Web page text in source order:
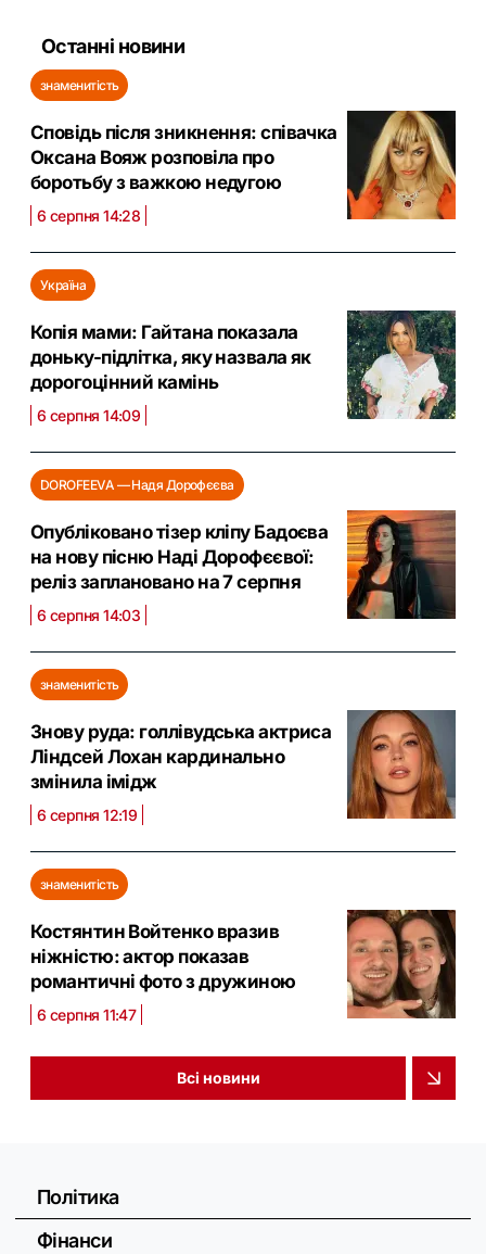
Останні новини
знаменитість
Сповідь після зникнення: співачка
Оксана Вояж розповіла про
боротьбу з важкою недугою
6 серпня 14:28
Україна
Копія мами: Гайтана показала
доньку-підлітка, яку назвала як
дорогоцінний камінь
6 серпня 14:09
DOROFEEVA — Надя Дорофєєва
Опубліковано тізер кліпу Бадоєва
на нову пісню Наді Дорофєєвої:
реліз заплановано на 7 серпня
6 серпня 14:03
знаменитість
Знову руда: голлівудська актриса
Ліндсей Лохан кардинально
змінила імідж
6 серпня 12:19
знаменитість
Костянтин Войтенко вразив
ніжністю: актор показав
романтичні фото з дружиною
6 серпня 11:47
Всі новини
Політика
Фінанси